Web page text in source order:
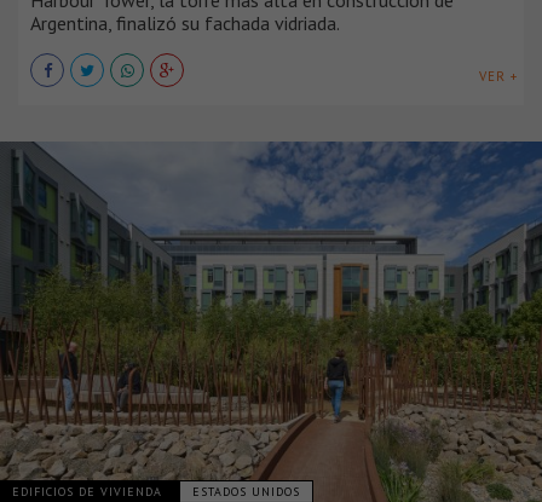
Argentina, finalizó su fachada vidriada.
VER +
EDIFICIOS DE VIVIENDA ESTADOS UNIDOS